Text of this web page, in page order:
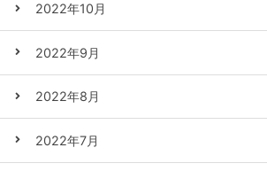
2022年10月
2022年9月
2022年8月
2022年7月